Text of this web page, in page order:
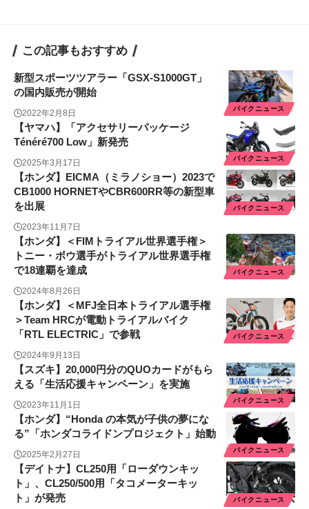
この記事もおすすめ
バイクニュース
新型スポーツツアラー「GSX-S1000GT」
の国内販売が開始
2022年2月8日
バイクニュース
【ヤマハ】「アクセサリーパッケージ
Ténéré700 Low」新発売
2025年3月17日
バイクニュース
【ホンダ】EICMA（ミラノショー）2023で
CB1000 HORNETやCBR600RR等の新型車
を出展
2023年11月7日
バイクニュース
【ホンダ】＜FIMトライアル世界選手権＞
トニー・ボウ選手がトライアル世界選手権
で18連覇を達成
2024年8月26日
バイクニュース
【ホンダ】＜MFJ全日本トライアル選手権
＞Team HRCが電動トライアルバイク
「RTL ELECTRIC」で参戦
2024年9月13日
バイクニュース
【スズキ】20,000円分のQUOカードがもら
える「生活応援キャンペーン」を実施
2023年11月1日
バイクニュース
【ホンダ】“Honda の本気が子供の夢にな
る”「ホンダコライドンプロジェクト」始動
2025年2月27日
バイクニュース
【デイトナ】CL250用「ローダウンキッ
ト」、CL250/500用「タコメーターキッ
ト」が発売